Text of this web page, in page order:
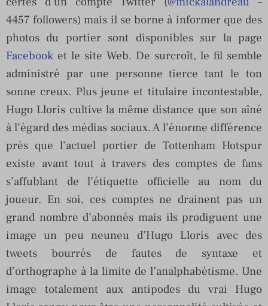
4457 followers) mais il se borne à informer que des
photos du portier sont disponibles sur la page
Facebook et le site Web. De surcroît, le fil semble
administré par une personne tierce tant le ton
sonne creux. Plus jeune et titulaire incontestable,
Hugo Lloris cultive la même distance que son aîné
à l’égard des médias sociaux. A l’énorme différence
près que l’actuel portier de Tottenham Hotspur
existe avant tout à travers des comptes de fans
s’affublant de l’étiquette officielle au nom du
joueur. En soi, ces comptes ne drainent pas un
grand nombre d’abonnés mais ils prodiguent une
image un peu neuneu d’Hugo Lloris avec des
tweets bourrés de fautes de syntaxe et
d’orthographe à la limite de l’analphabétisme. Une
image totalement aux antipodes du vrai Hugo